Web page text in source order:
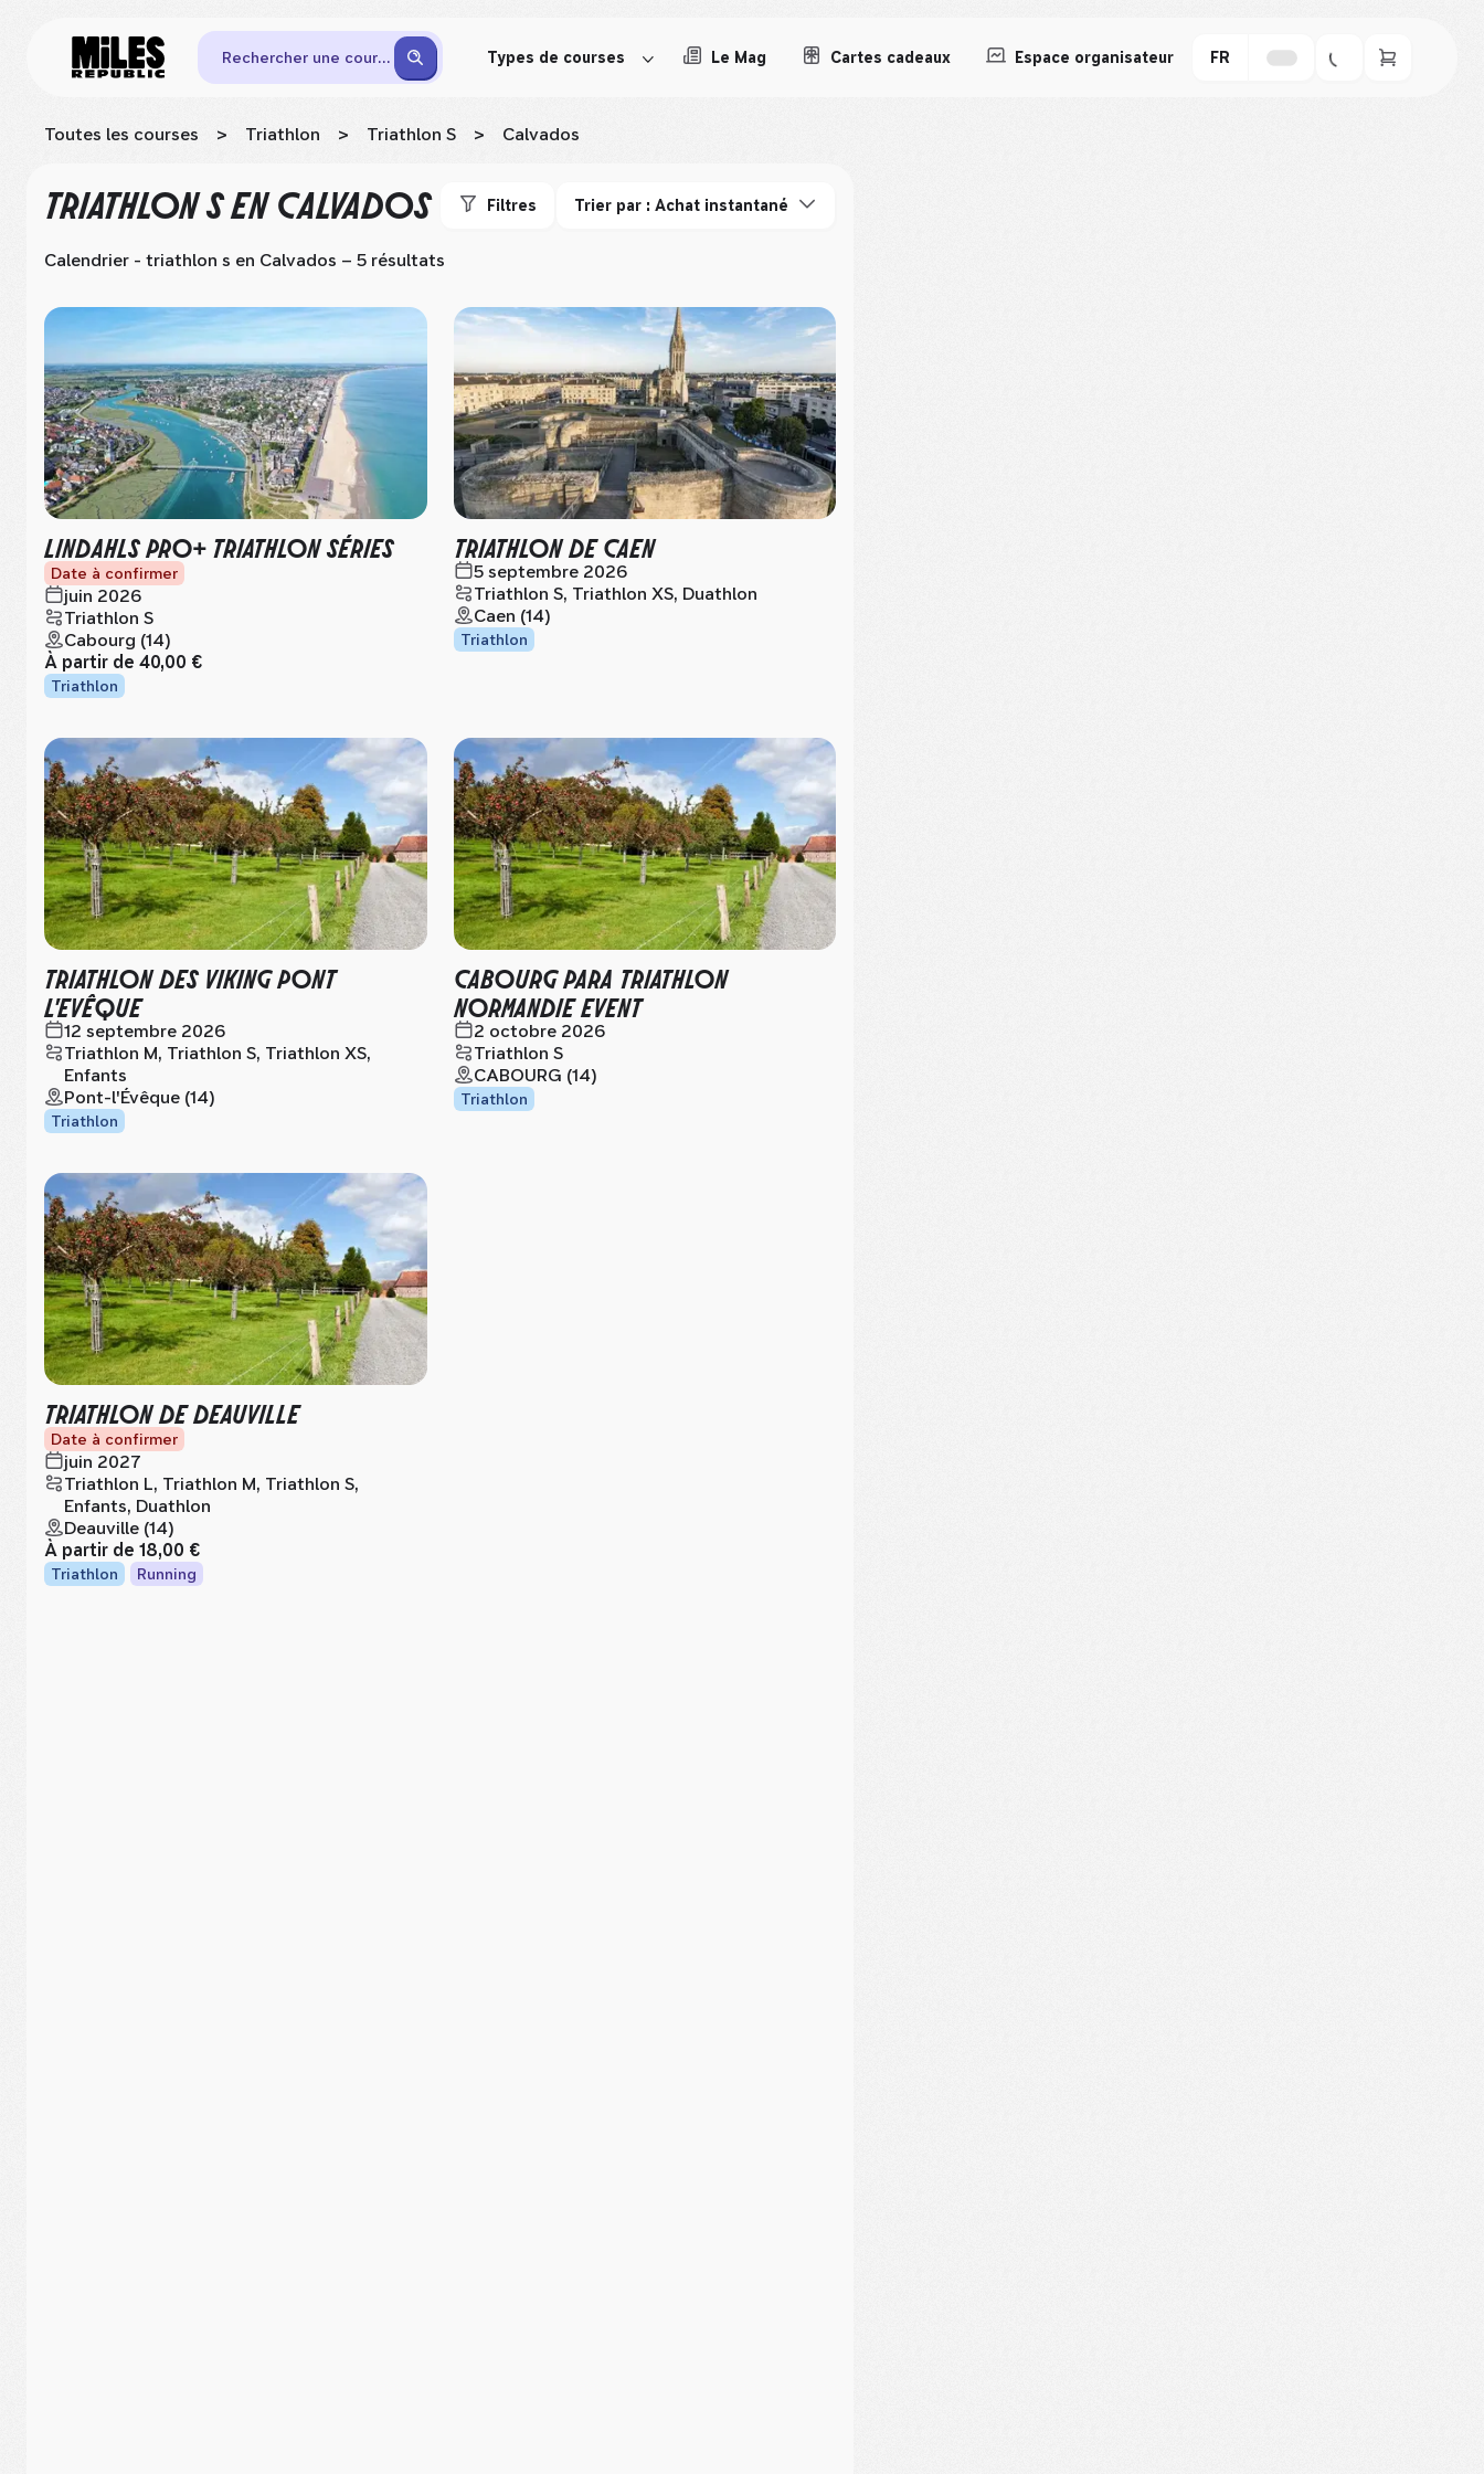
Rechercher une course Types de courses Le Mag Cartes cadeaux Espace organisateur FR
Toutes les courses > Triathlon > Triathlon S > Calvados
TRIATHLON SEN CALVADOS Filtres Trier par : Achat instantané
Calendrier - triathlon s en Calvados – 5 résultats
LINDAHLS PRO+ TRIATHLON SÉRIES
Date à confirmer
juin 2026
Triathlon S
Cabourg (14)
À partir de 40,00 €
Triathlon
TRIATHLON DE CAEN
5 septembre 2026
Triathlon S, Triathlon XS, Duathlon
Caen (14)
Triathlon
TRIATHLON DES VIKING PONT
L'EVÊQUE
12 septembre 2026
Triathlon M, Triathlon S, Triathlon XS,
Enfants
Pont-l'Évêque (14)
Triathlon
CABOURG PARA TRIATHLON
NORMANDIE EVENT
2 octobre 2026
Triathlon S
CABOURG (14)
Triathlon
TRIATHLON DE DEAUVILLE
Date à confirmer
juin 2027
Triathlon L, Triathlon M, Triathlon S,
Enfants, Duathlon
Deauville (14)
À partir de 18,00 €
Triathlon Running